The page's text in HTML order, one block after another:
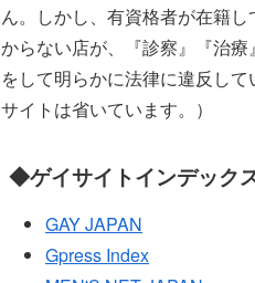
ん。しかし、有資格者が在籍
からない店が、『診察』『治
をして明らかに法律に違反して
サイトは省いています。）
◆ゲイサイトインデック
GAY JAPAN
Gpress Index